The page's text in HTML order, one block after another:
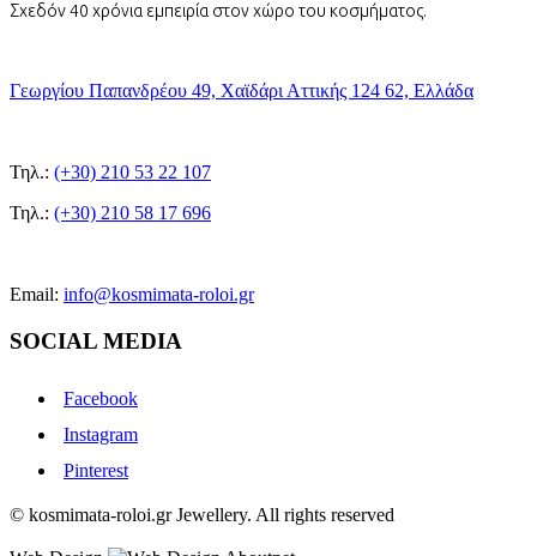
Σχεδόν 40 χρόνια εμπειρία στον χώρο του κοσμήματος.
Γεωργίου Παπανδρέου 49, Χαϊδάρι Αττικής 124 62, Ελλάδα
Τηλ.: (+30) 210 53 22 107
Τηλ.: (+30) 210 58 17 696
Email: info@kosmimata-roloi.gr
SOCIAL MEDIA
Facebook
Instagram
Pinterest
© kosmimata-roloi.gr Jewellery. All rights reserved